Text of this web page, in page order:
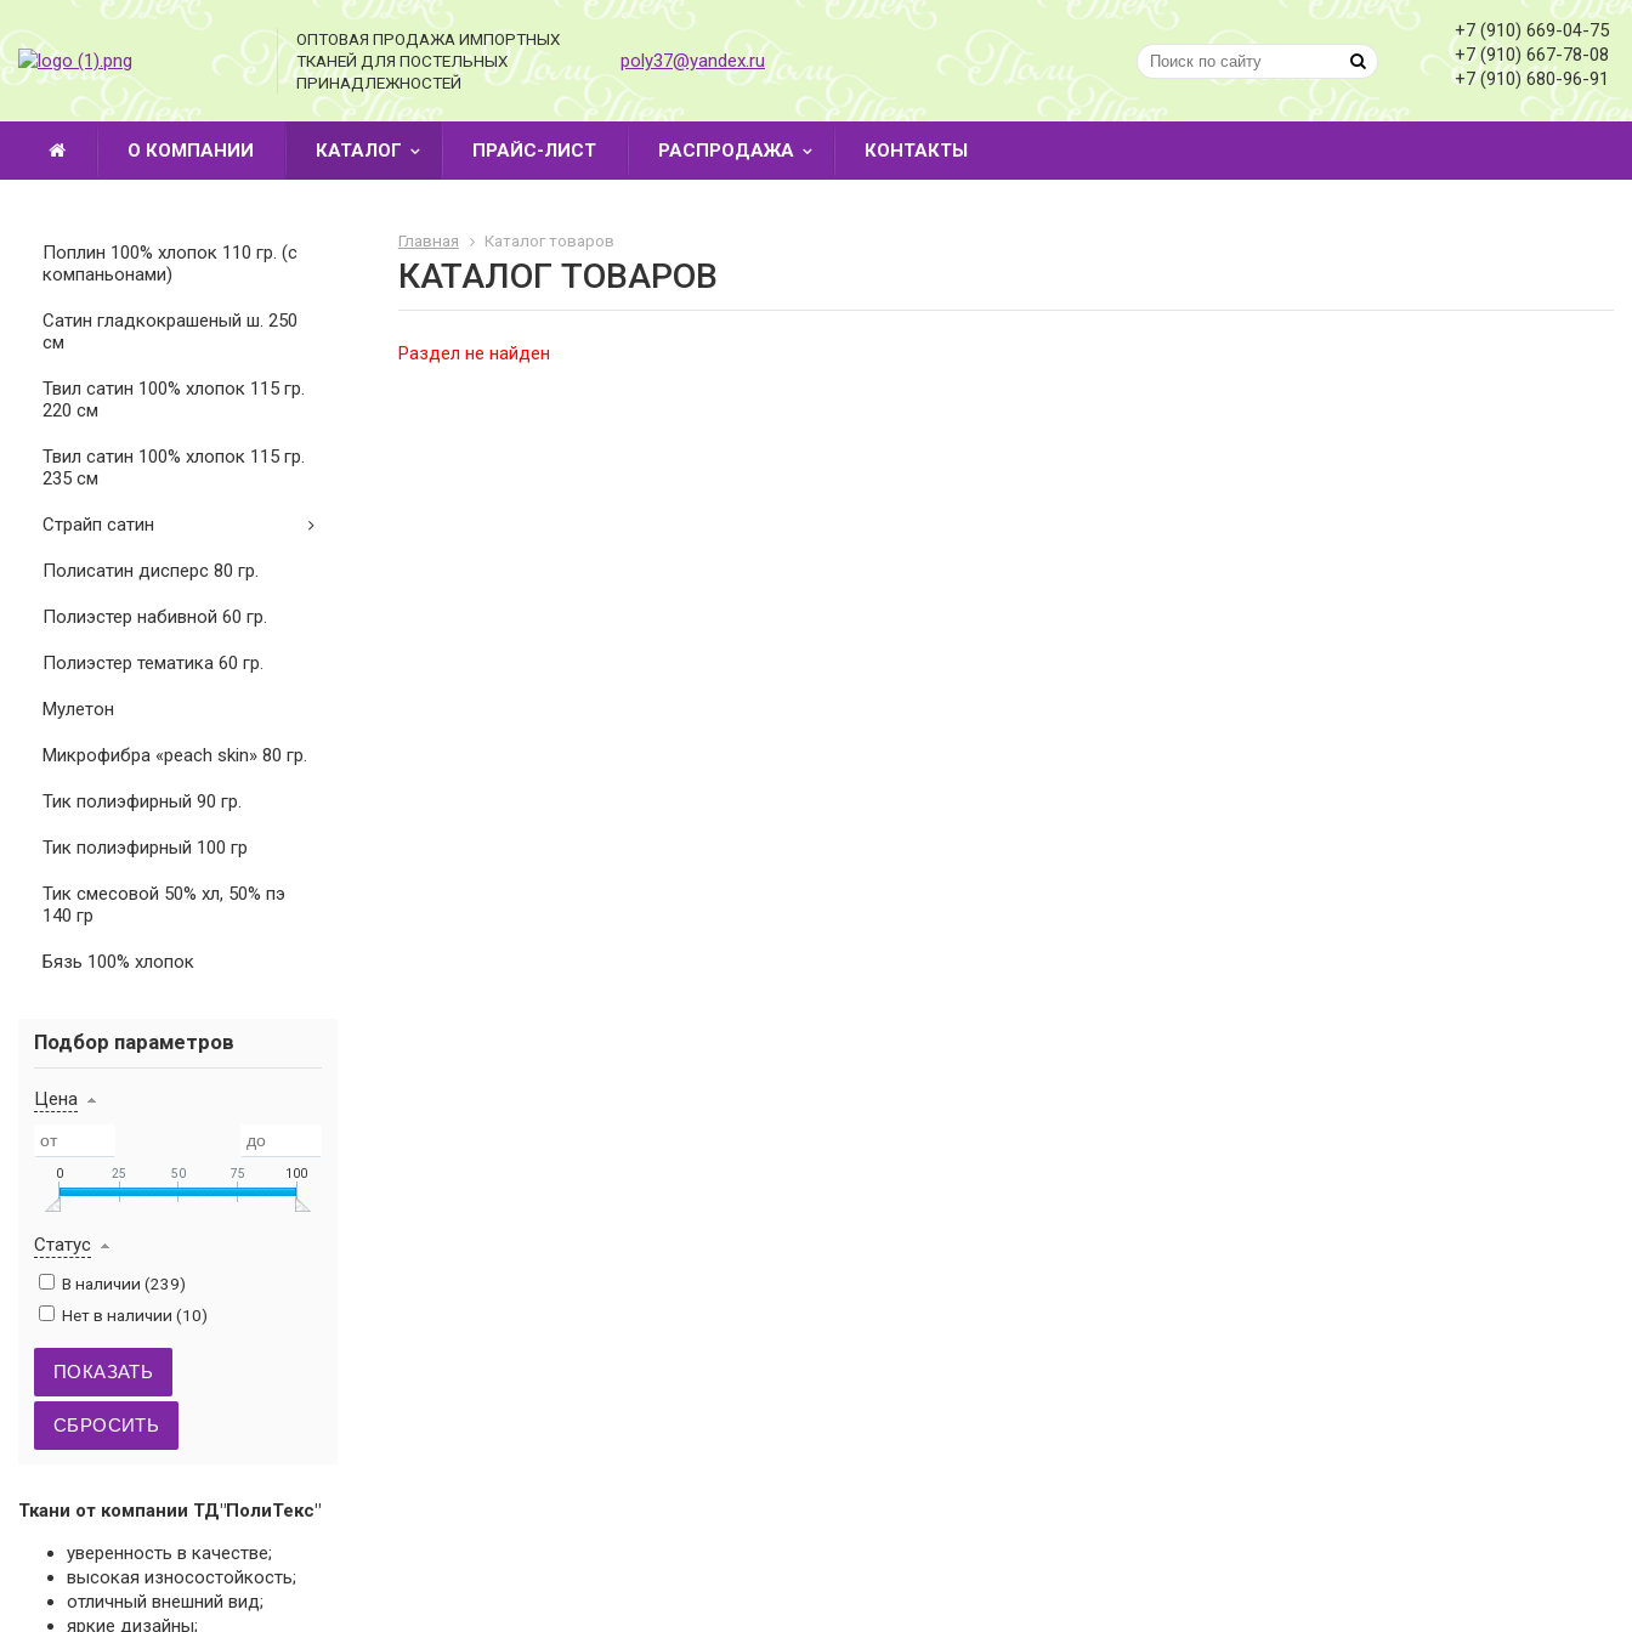
ОПТОВАЯ ПРОДАЖА ИМПОРТНЫХ
ТКАНЕЙ ДЛЯ ПОСТЕЛЬНЫХ
ПРИНАДЛЕЖНОСТЕЙ
poly37@yandex.ru
+7 (910) 669-04-75
+7 (910) 667-78-08
+7 (910) 680-96-91
О КОМПАНИИ КАТАЛОГ ПРАЙС-ЛИСТ РАСПРОДАЖА КОНТАКТЫ
Поплин 100% хлопок 110 гр. (с
компаньонами)
Cатин гладкокрашеный ш. 250
см
Твил сатин 100% хлопок 115 гр.
220 см
Твил сатин 100% хлопок 115 гр.
235 см
Страйп сатин
Полисатин дисперс 80 гр.
Полиэстер набивной 60 гр.
Полиэстер тематика 60 гр.
Мулетон
Микрофибра «peach skin» 80 гр.
Тик полиэфирный 90 гр.
Тик полиэфирный 100 гр
Тик смесовой 50% хл, 50% пэ
140 гр
Бязь 100% хлопок
Подбор параметров
Цена
0 25 50 75 100
Статус
В наличии (239)
Нет в наличии (10)
Ткани от компании ТД"ПолиТекс"
уверенность в качестве;
высокая износостойкость;
отличный внешний вид;
яркие дизайны;
Главная Каталог товаров
КАТАЛОГ ТОВАРОВ
Раздел не найден